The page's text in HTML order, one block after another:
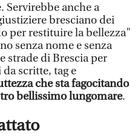
Servirebbe anche a
bresciano dei
per restituire la bellezza"
senza nome e senza
strade di Brescia per
scritte, tag e
che sta fagocitando
bellissimo lungomare.